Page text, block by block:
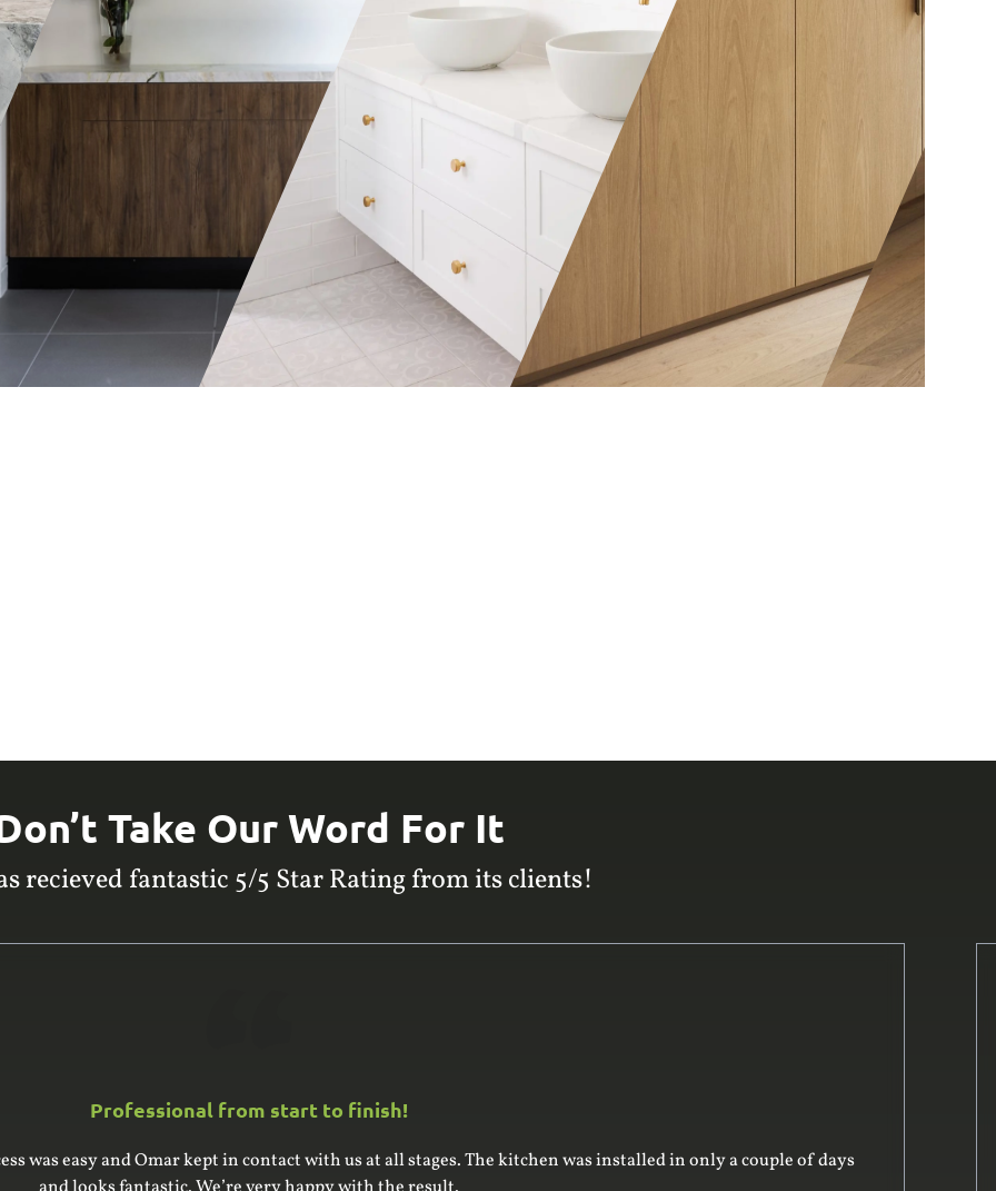
smallest, yet one of the most
you want it to be. At A Spec
styles, colours & woods to
craftsmen produce great
pieces that are appreciated
by all. Most of our customers
opt for custom wardrobes as
suited for their specific
Take Our Word For It
recieved fantastic 5/5 Star Rating from its clients!
Professional from start to finish!
built and installed a large built-in wardrobe and cupboard, giving us good advice on the design. He was very